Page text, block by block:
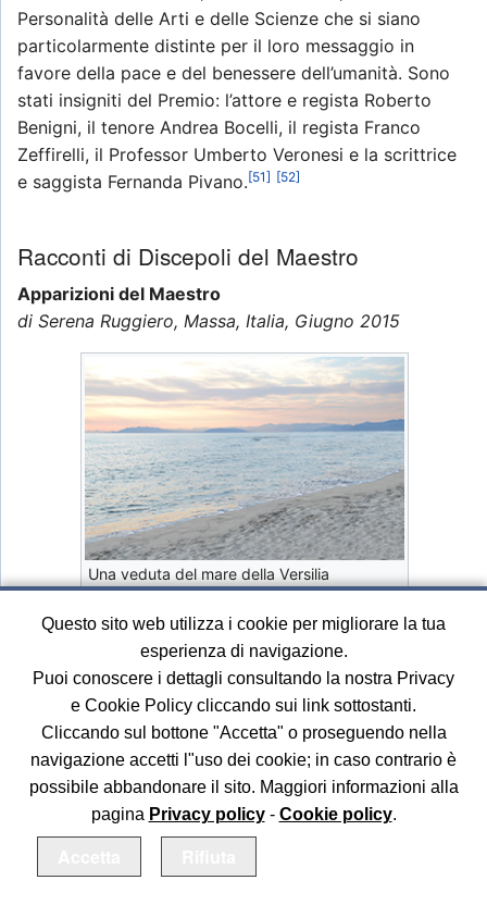
Personalità delle Arti e delle Scienze che si siano
particolarmente distinte per il loro messaggio in
favore della pace e del benessere dell’umanità. Sono
stati insigniti del Premio: l’attore e regista Roberto
Benigni, il tenore Andrea Bocelli, il regista Franco
Zeffirelli, il Professor Umberto Veronesi e la scrittrice
e saggista Fernanda Pivano.[51] [52]
Racconti di Discepoli del Maestro
Apparizioni del Maestro
di Serena Ruggiero, Massa, Italia, Giugno 2015
Una veduta del mare della Versilia
Alla fine del mese di Maggio, per due notti
consecutive mi apparve il Maestro Pier Franco
Marcenaro. È il Maestro che si manifesta con un
bagliore accecante e poi piano piano l’immagine
diviene sempre più nitida e chiara: è Lui, il suo volto, i
suoi occhi radiosi e celestiali e comunica con me
sorridendo. La seconda notte, cosi come la prima…
Il Terzo giorno, in riva al mare, insieme ai miei due
bimbi. Mi appare poco lontano da me… con una veste
Questo sito web utilizza i cookie per migliorare la tua
esperienza di navigazione.
Puoi conoscere i dettagli consultando la nostra Privacy
e Cookie Policy cliccando sui link sottostanti.
Cliccando sul bottone "Accetta" o proseguendo nella
navigazione accetti l"uso dei cookie; in caso contrario è
possibile abbandonare il sito. Maggiori informazioni alla
pagina Privacy policy- Cookie policy.